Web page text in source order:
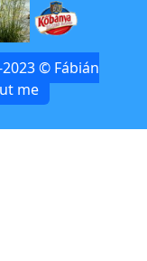
© Fábián
me